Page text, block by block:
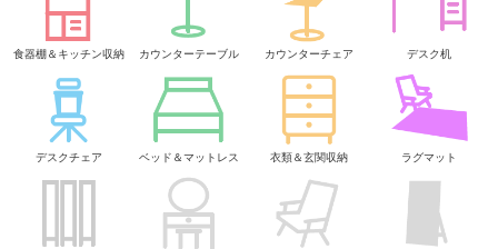
食器棚＆キッチン収納 カウンターテーブル カウンターチェア デスク机
デスクチェア ベッド＆マットレス 衣類＆玄関収納 ラグマット